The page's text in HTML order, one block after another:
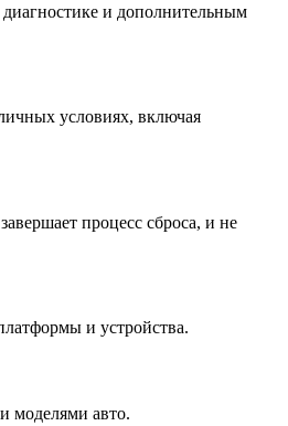
и дополнительным
условиях, включая
процесс сброса, и не
и устройства.
моделями авто.